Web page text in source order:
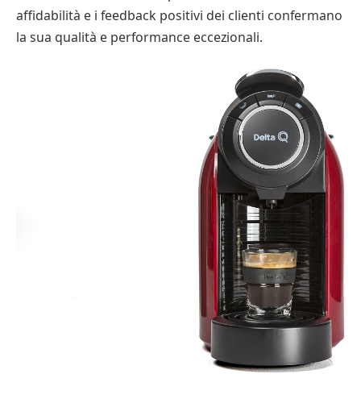
affidabilità e i feedback positivi dei clienti confermano
la sua qualità e performance eccezionali.